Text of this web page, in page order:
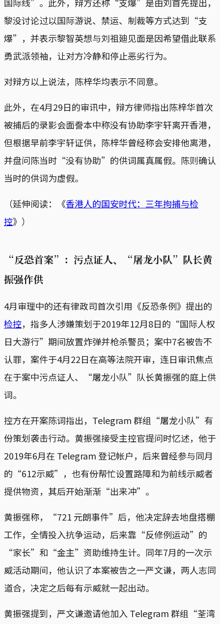
黎没讨论过以国际游说、禁运、制裁等方式达到“支
爆”，并表示黎智英想与刘祖廸见面是因希望借此联系
勇武派领袖，让对方冷静和停止恶劣行为。
对辩方以上说法，陈梓华均表示不同意。
此外，在4月29日的审讯中，辩方律师指出陈梓华首次
被捕后的录影会面誊本中称没有协助李宇轩离开香港，
但根据早前李宇轩证供，陈梓华曾经称会安排他离港，
并盘问陈当时“没有协助”的供词属真属假。陈则确认
当时的供词为虚假。
（延伸阅读：《香港人的国安时代：三年拘捕与检
控》）
“反恐首案”：污点证人、“屠龙小队”队长黄
振强作供
4月审理中的还有律政司首次引用《反恐条例》提出的
检控，指多人涉嫌策划于2019年12月8日的“国际人权
日大游行”期间放置炸弹并枪杀警员；案中7名被告不
认罪，案件于4月22日在高等法院开审，连日审讯焦点
在于案中污点证人、“屠龙小队”队长黄振强的庭上供
词。
控方在开案陈词指出，Telegram 群组“屠龙小队”有
份策划袭击行动。黄振强接受主控官提问时忆述，他于
2019年6月在 Telegram 登记帐户，后来曾经参与同月
的“612示威”，也有份帮忙设置路障和为前线示威者
提供物资，其后开始渐渐“出来冲”。
黄振强称，“721 元朗事件”后，他决定辞去地盘搭棚
工作，全情投入抗争运动，后来靠“反修例运动”的
“家长”和“金主”资助维持生计。同年7月的一次示
威活动期间，他认识了本案被告之一严文谦，两人志同
道合，决定之后每有示威就一起出动。
黄振强提到，严文谦邀请他加入 Telegram 群组“荃湾